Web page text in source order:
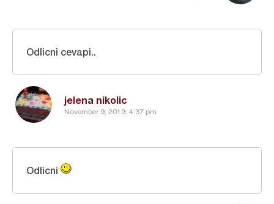
jelena nikolic
November 9, 2019, 4:37 pm
Odlicni cevapi..
Odlicni